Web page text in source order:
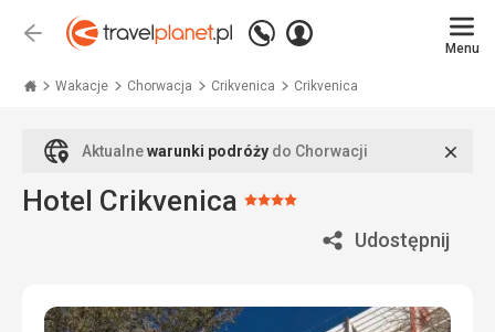
Wstecz
Zadzwoń
+48
771
Zaloguj
Menu
Wakacje Chorwacja Crikvenica Crikvenica
Aktualnewarunki podróży do Chorwacji
Hotel Crikvenica Ocena:
Udostępnij